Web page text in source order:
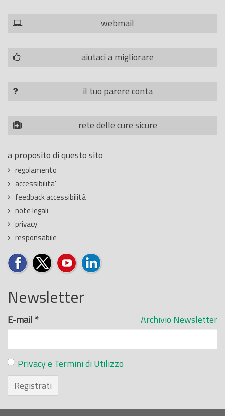
webmail
aiutaci a migliorare
il tuo parere conta
rete delle cure sicure
a proposito di questo sito
regolamento
accessibilita'
feedback accessibilità
note legali
privacy
responsabile
Newsletter
Archivio Newsletter
E-mail *
Privacy e Termini di Utilizzo
Registrati